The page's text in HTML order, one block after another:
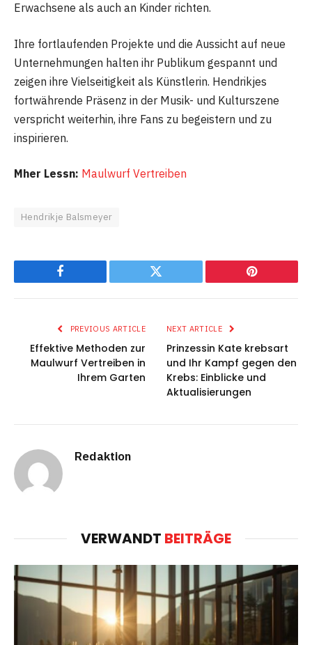
Erwachsene als auch an Kinder richten.
Ihre fortlaufenden Projekte und die Aussicht auf neue
Unternehmungen halten ihr Publikum gespannt und
zeigen ihre Vielseitigkeit als Künstlerin. Hendrikjes
fortwährende Präsenz in der Musik- und Kulturszene
verspricht weiterhin, ihre Fans zu begeistern und zu
inspirieren.
Mher Lessn: Maulwurf Vertreiben
Hendrikje Balsmeyer
Facebook Twitter Pinterest
PREVIOUS ARTICLE
Effektive Methoden zur
Maulwurf Vertreiben in
Ihrem Garten
NEXT ARTICLE
Prinzessin Kate krebsart
und Ihr Kampf gegen den
Krebs: Einblicke und
Aktualisierungen
Redaktion
VERWANDT BEITRÄGE